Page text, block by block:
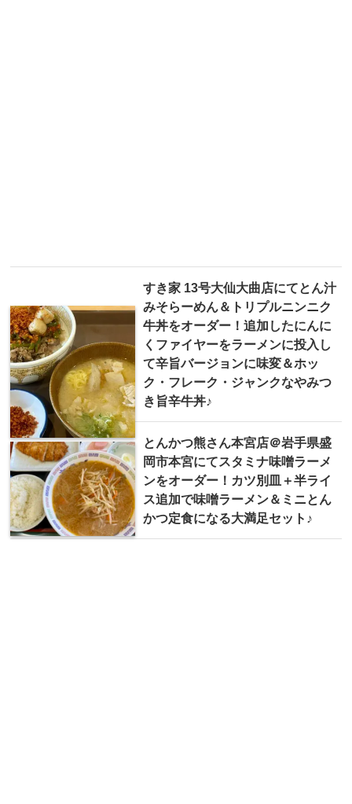
すき家 13号大仙大曲店にてとん汁
みそらーめん＆トリプルニンニク
牛丼をオーダー！追加したにんに
くファイヤーをラーメンに投入し
て辛旨バージョンに味変＆ホッ
ク・フレーク・ジャンクなやみつ
き旨辛牛丼♪
とんかつ熊さん本宮店＠岩手県盛
岡市本宮にてスタミナ味噌ラーメ
ンをオーダー！カツ別皿＋半ライ
ス追加で味噌ラーメン＆ミニとん
かつ定食になる大満足セット♪